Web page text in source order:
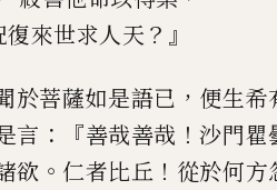
復來世求人天 ？』
於菩薩如是語已 ， 便生希
言 ：『善哉善哉 ！沙門瞿
欲 。 仁者比丘 ！ 從於何方